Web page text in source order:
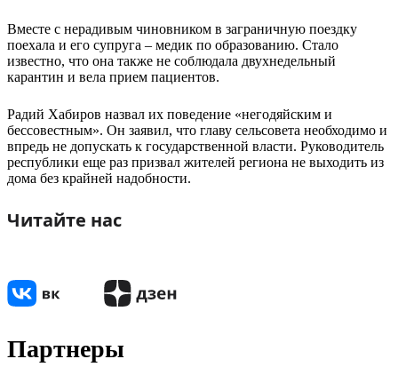
Вместе с нерадивым чиновником в заграничную поездку
поехала и его супруга – медик по образованию. Стало
известно, что она также не соблюдала двухнедельный
карантин и вела прием пациентов.
Радий Хабиров назвал их поведение «негодяйским и
бессовестным». Он заявил, что главу сельсовета необходимо и
впредь не допускать к государственной власти. Руководитель
республики еще раз призвал жителей региона не выходить из
дома без крайней надобности.
Читайте нас
Партнеры